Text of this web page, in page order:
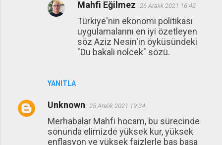
YANITLA
Mahfi Eğilmez 26 Aralık 2021 16:42
Türkiye'nin ekonomi politikası
uygulamalarını en iyi özetleyen
söz Aziz Nesin'in öyküsündeki
"Du bakali nolcek" sözü.
Unknown 25 Aralık 2021 19:34
Merhabalar Mahfi hocam, bu sürecinde
sonunda elimizde yüksek kur, yüksek
enflasyon ve yüksek faizlerle baş başa